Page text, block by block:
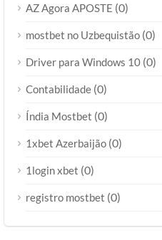
AZ Agora APOSTE (0)
mostbet no Uzbequistão (0)
Driver para Windows 10 (0)
Contabilidade (0)
Índia Mostbet (0)
1xbet Azerbaijão (0)
1login xbet (0)
registro mostbet (0)